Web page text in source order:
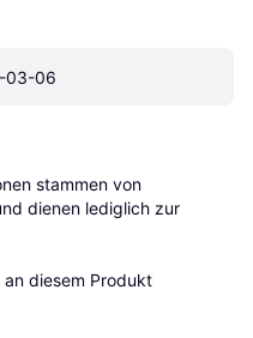
03-06
stammen von
dienen lediglich zur
diesem Produkt